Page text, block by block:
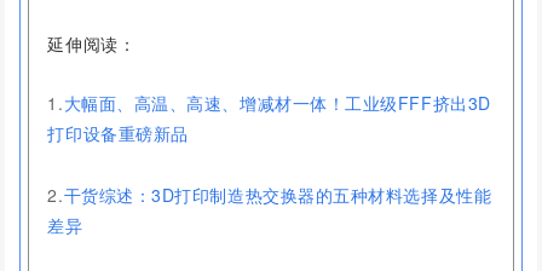
延伸阅读：
1.大幅面、高温、高速、增减材一体！工业级FFF挤出3D
打印设备重磅新品
2.干货综述：3D打印制造热交换器的五种材料选择及性能
差异